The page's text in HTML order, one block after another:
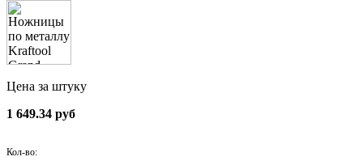
Цена за штуку
1 649.34 руб
Кол-во: